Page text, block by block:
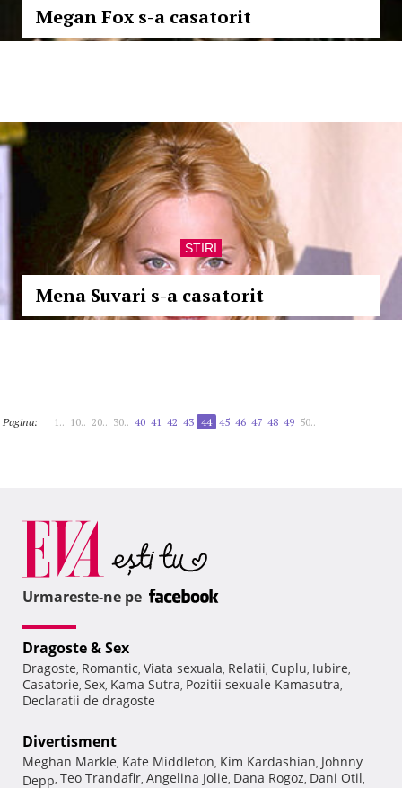
Megan Fox s-a casatorit
STIRI
Mena Suvari s-a casatorit
Pagina: 1.. 10.. 20.. 30.. 40 41 42 43 44 45 46 47 48 49 50..
Urmareste-ne pe
Dragoste & Sex
Dragoste, Romantic, Viata sexuala, Relatii, Cuplu, Iubire,
Casatorie, Sex, Kama Sutra, Pozitii sexuale Kamasutra,
Declaratii de dragoste
Divertisment
Meghan Markle, Kate Middleton, Kim Kardashian, Johnny
Depp, Teo Trandafir, Angelina Jolie, Dana Rogoz, Dani Otil,